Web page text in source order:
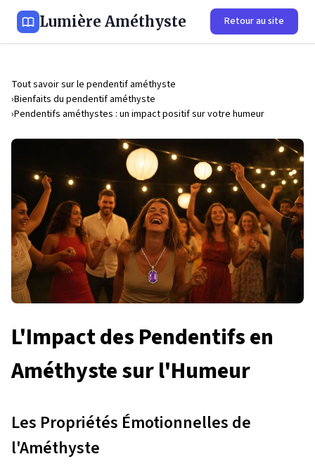
Lumière Améthyste Retour au site
Tout savoir sur le pendentif améthyste
Bienfaits du pendentif améthyste
Pendentifs améthystes : un impact positif sur votre humeur
L'Impact des Pendentifs en
Améthyste sur l'Humeur
Les Propriétés Émotionnelles de
l'Améthyste